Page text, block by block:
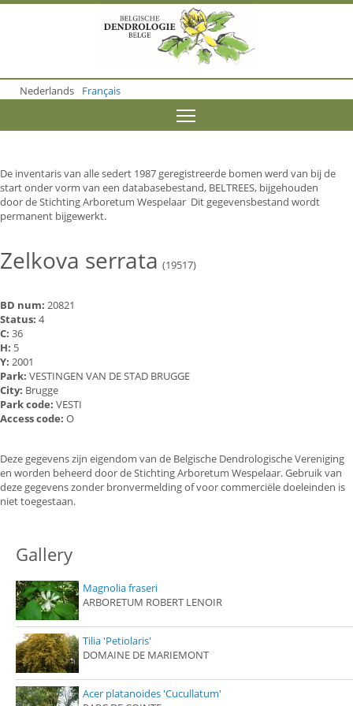
o
m
o
n
t
e
n
Nederlands Français
De inventaris van alle sedert 1987 geregistreerde bomen werd van bij de
start onder vorm van een databasebestand, BELTREES, bijgehouden
door de Stichting Arboretum Wespelaar Dit gegevensbestand wordt
permanent bijgewerkt.
Zelkova serrata (19517)
BD num: 20821
Status: 4
C: 36
H: 5
Y: 2001
Park: VESTINGEN VAN DE STAD BRUGGE
City: Brugge
Park code: VESTI
Access code: O
Deze gegevens zijn eigendom van de Belgische Dendrologische Vereniging
en worden beheerd door de Stichting Arboretum Wespelaar. Gebruik van
deze gegevens zonder bronvermelding of voor commerciële doeleinden is
niet toegestaan.
Gallery
Magnolia fraseri
ARBORETUM ROBERT LENOIR
Tilia 'Petiolaris'
DOMAINE DE MARIEMONT
Acer platanoides 'Cucullatum'